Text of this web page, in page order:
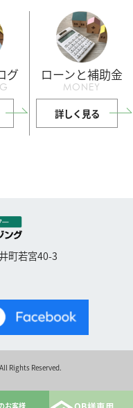
グ ローンと補助金
MONEY
詳しく見る
町若宮40-3
Rights Reserved.
お客様